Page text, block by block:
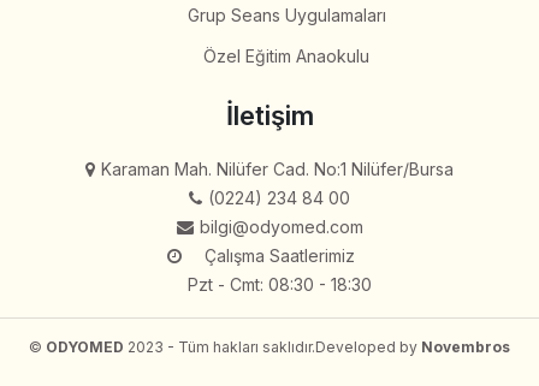
Grup Seans Uygulamaları
Özel Eğitim Anaokulu
İletişim
Karaman Mah. Nilüfer Cad. No:1 Nilüfer/Bursa
(0224) 234 84 00
bilgi@odyomed.com
Çalışma Saatlerimiz
Pzt - Cmt: 08:30 - 18:30
© ODYOMED 2023 - Tüm hakları saklıdır.Developed by Novembros